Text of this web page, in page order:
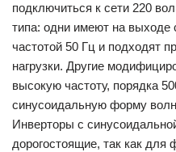
подключиться к сети 220
типа: одни имеют на выходе
частотой 50 Гц и подходят
нагрузки. Другие
высокую частоту, порядка
синусоидальную форму
Инверторы с
дорогостоящие, так как для